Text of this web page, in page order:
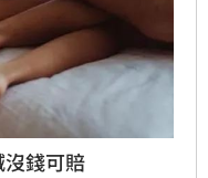
錢可賠